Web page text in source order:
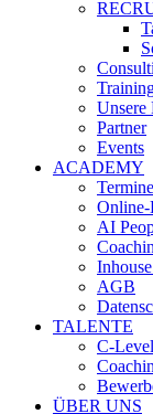
Unsere
Partner
Events
ACADEMY
Termine
Online-
AI
AGB
TALENTE
C-
ÜBER UNS